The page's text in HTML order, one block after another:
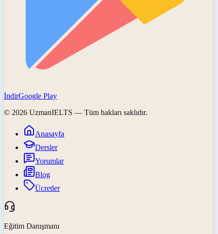
İndirGoogle Play
© 2026 UzmanIELTS — Tüm hakları saklıdır.
Anasayfa
Dersler
Yorumlar
Blog
Ücretler
Eğitim Danışmanı